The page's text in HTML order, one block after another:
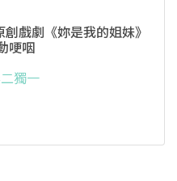
戲劇《妳是我的姐妹》
哽咽
獨一